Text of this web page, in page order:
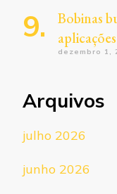
Bobinas
aplicações
dezembro 1,
Arquivos
julho 2026
junho 2026